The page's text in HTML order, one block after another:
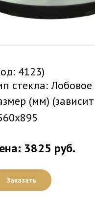
4123)
стекла: Лобовое
(мм)
3825 руб.
Заказать